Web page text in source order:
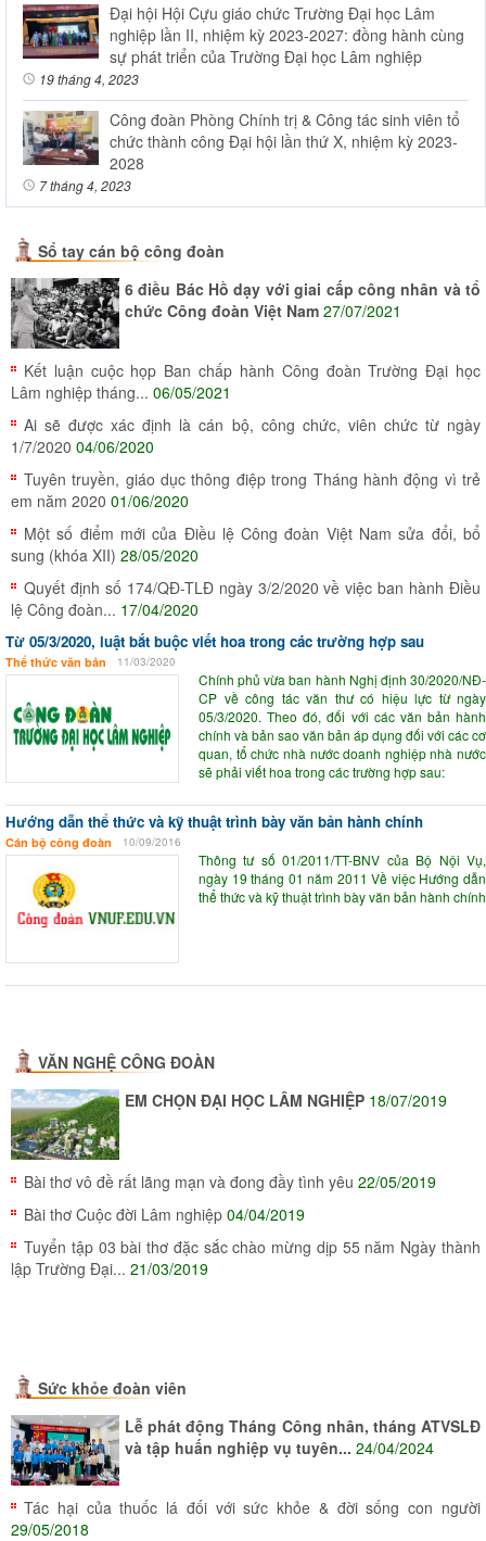
Đại hội Hội Cựu giáo chức Trường Đại học Lâm
nghiệp lần II, nhiệm kỳ 2023-2027: đồng hành cùng
sự phát triển của Trường Đại học Lâm nghiệp
19 tháng 4, 2023
Công đoàn Phòng Chính trị & Công tác sinh viên tổ
chức thành công Đại hội lần thứ X, nhiệm kỳ 2023-
2028
7 tháng 4, 2023
Sổ tay cán bộ công đoàn
6 điều Bác Hồ dạy với giai cấp công nhân và tổ
chức Công đoàn Việt Nam 27/07/2021
Kết luận cuộc họp Ban chấp hành Công đoàn Trường Đại học
Lâm nghiệp tháng... 06/05/2021
Ai sẽ được xác định là cán bộ, công chức, viên chức từ ngày
1/7/2020 04/06/2020
Tuyên truyền, giáo dục thông điệp trong Tháng hành động vì trẻ
em năm 2020 01/06/2020
Một số điểm mới của Điều lệ Công đoàn Việt Nam sửa đổi, bổ
sung (khóa XII) 28/05/2020
Quyết định số 174/QĐ-TLĐ ngày 3/2/2020 về việc ban hành Điều
lệ Công đoàn... 17/04/2020
Từ 05/3/2020, luật bắt buộc viết hoa trong các trường hợp sau
Thể thức văn bản 11/03/2020
Chính phủ vừa ban hành Nghị định 30/2020/NĐ-
CP về công tác văn thư có hiệu lực từ ngày
05/3/2020. Theo đó, đối với các văn bản hành
chính và bản sao văn bản áp dụng đối với các cơ
quan, tổ chức nhà nước doanh nghiệp nhà nước
sẽ phải viết hoa trong các trường hợp sau:
Hướng dẫn thể thức và kỹ thuật trình bày văn bản hành chính
Cán bộ công đoàn 10/09/2016
Thông tư số 01/2011/TT-BNV của Bộ Nội Vụ,
ngày 19 tháng 01 năm 2011 Về việc Hướng dẫn
thể thức và kỹ thuật trình bày văn bản hành chính
VĂN NGHỆ CÔNG ĐOÀN
EM CHỌN ĐẠI HỌC LÂM NGHIỆP 18/07/2019
Bài thơ vô đề rất lãng mạn và đong đầy tình yêu 22/05/2019
Bài thơ Cuộc đời Lâm nghiệp 04/04/2019
Tuyển tập 03 bài thơ đặc sắc chào mừng dịp 55 năm Ngày thành
lập Trường Đại... 21/03/2019
Sức khỏe đoàn viên
Lễ phát động Tháng Công nhân, tháng ATVSLĐ
và tập huấn nghiệp vụ tuyên... 24/04/2024
Tác hại của thuốc lá đối với sức khỏe & đời sống con người
29/05/2018